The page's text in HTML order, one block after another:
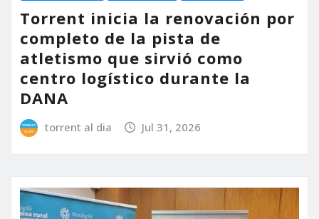
Torrent inicia la renovación por
completo de la pista de
atletismo que sirvió como
centro logístico durante la
DANA
torrent al dia Jul 31, 2026